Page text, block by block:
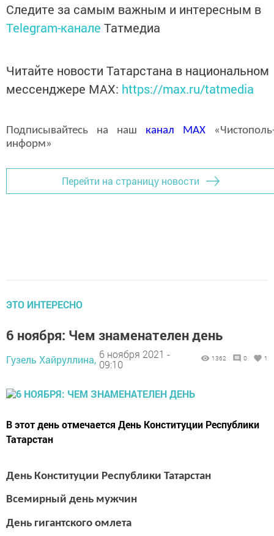
Следите за самым важным и интересным в
Telegram-канале Татмедиа
Читайте новости Татарстана в национальном
мессенджере MАХ: https://max.ru/tatmedia
Подписывайтесь на наш канал MAX
информ»
Перейти на страницу новости
ЭТО ИНТЕРЕСНО
6 ноября: Чем знаменателен день
Гузель Хайруллина, 6 ноября 2021 -
09:10
1362 0 1
В этот день отмечается День Конституции Республики
Татарстан
День Конституции Республики Татарстан
Всемирный день мужчин
День гигантского омлета